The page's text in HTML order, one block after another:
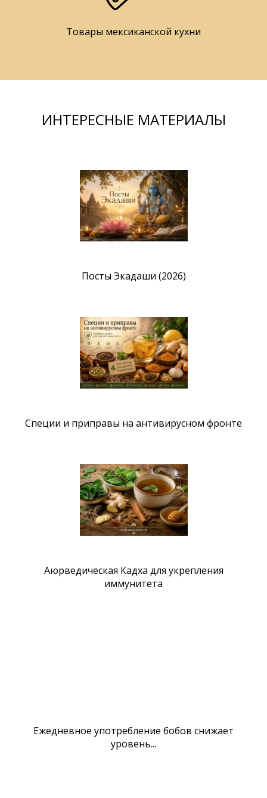
Товары мексиканской кухни
ИНТЕРЕСНЫЕ МАТЕРИАЛЫ
Посты Экадаши (2026)
Специи и приправы на антивирусном фронте
Аюрведическая Кадха для укрепления
иммунитета
Ежедневное употребление бобов снижает
уровень...